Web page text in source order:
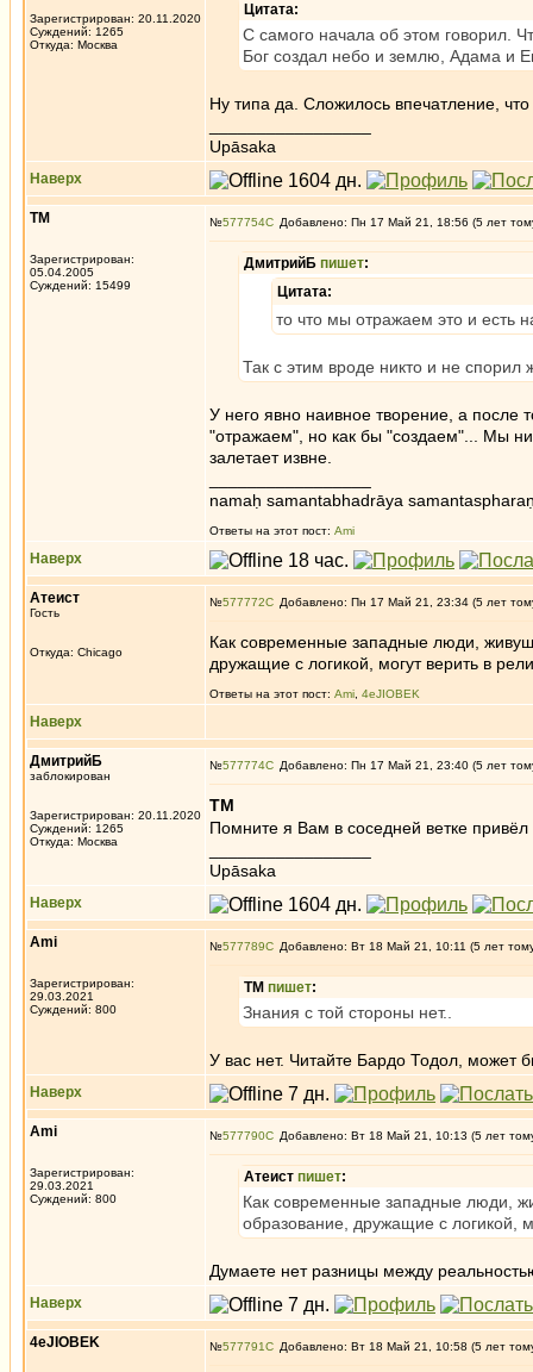
Зарегистрирован: 20.11.2020
Суждений: 1265
Откуда: Москва
Цитата:
С самого начала об этом говорил.
Бог создал небо и землю, Адама и
Ну типа да. Сложилось впечатление,
Upāsaka
Наверх
ТМ
Зарегистрирован:
05.04.2005
Суждений: 15499
№577754 Добавлено: Пн 17 Май 21, 18:56 (5 лет
ДмитрийБ пишет:
Цитата:
то что мы отражаем это и есть
Так с этим вроде никто и не спорил
У него явно наивное творение, а после
"отражаем", но как бы "создаем"... Мы
залетает извне.
namaḥ samantabhadrāya
Ответы на этот пост: Ami
Наверх
Атеист
Гость
Откуда: Chicago
№577772 Добавлено: Пн 17 Май 21, 23:34 (5 лет
Как современные западные люди,
дружащие с логикой, могут верить в
Ответы на этот пост: Ami 4eJIOBEK
Наверх
ДмитрийБ
заблокирован
Зарегистрирован: 20.11.2020
Суждений: 1265
Откуда: Москва
№577774 Добавлено: Пн 17 Май 21, 23:40 (5 лет
ТМ
Помните я Вам в соседней ветке
Upāsaka
Наверх
Ami
Зарегистрирован:
29.03.2021
Суждений: 800
№577789 Добавлено: Вт 18 Май 21, 10:11 (5 лет
ТМ пишет:
Знания с той стороны нет..
У вас нет. Читайте Бардо Тодол, может
Наверх
Ami
Зарегистрирован:
29.03.2021
Суждений: 800
№577790 Добавлено: Вт 18 Май 21, 10:13 (5 лет
Атеист пишет:
Как современные западные люди,
образование, дружащие с логикой,
Думаете нет разницы между
Наверх
4eJIOBEK №577791 Добавлено: Вт 18 Май 21, 10:58 (5 лет